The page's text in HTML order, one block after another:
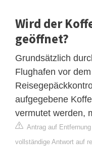
Wird der
geöffnet?
Grundsätzlich
Flughafen vor
aufgegebene
vermutet werden,
Antrag auf
vollständige Antwort auf